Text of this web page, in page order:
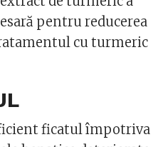
pentru reducerea
cu turmeric
ficatul împotriva